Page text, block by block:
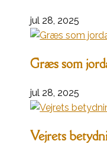
jul 28, 2025
Græs som
jul 28, 2025
Vejrets